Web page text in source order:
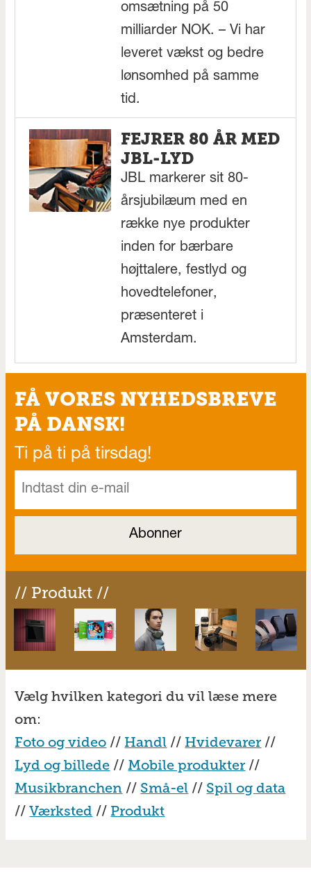
omsætning på 50
milliarder NOK. – Vi har
leveret vækst og bedre
lønsomhed på samme
tid.
FEJRER 80 ÅR MED
JBL-LYD
JBL markerer sit 80-
årsjubilæum med en
række nye produkter
inden for bærbare
højttalere, festlyd og
hovedtelefoner,
præsenteret i
Amsterdam.
FÅ VORES NYHEDSBREVE
PÅ DANSK!
Ti på ti på tirsdag!
// Produkt //
Vælg hvilken kategori du vil læse mere
om:
Foto og video // Handl // Hvidevarer //
Lyd og billede //Mobile produkter //
Musikbranchen // Små-el // Spil og data
//Værksted // Produkt